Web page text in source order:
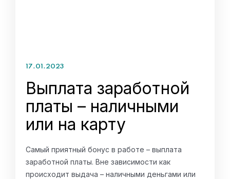
17.01.2023
Выплата заработной
платы – наличными
или на карту
Самый приятный бонус в работе – выплата
заработной платы. Вне зависимости как
происходит выдача – наличными деньгами или